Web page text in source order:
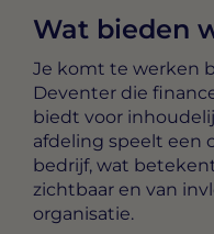
Wat bieden
Je komt te werken
Deventer die
biedt voor
afdeling speelt een
bedrijf, wat
zichtbaar en van
organisatie.